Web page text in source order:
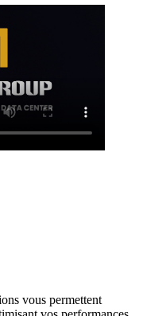
vous permettent